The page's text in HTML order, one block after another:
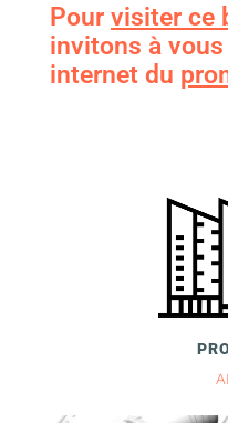
Pour visiter ce
invitons à
internet du